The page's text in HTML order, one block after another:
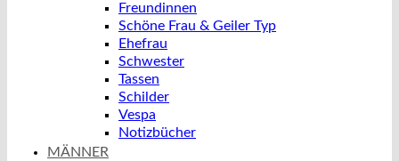
Freundinnen
Schöne Frau & Geiler Typ
Ehefrau
Schwester
Tassen
Schilder
Vespa
Notizbücher
MÄNNER